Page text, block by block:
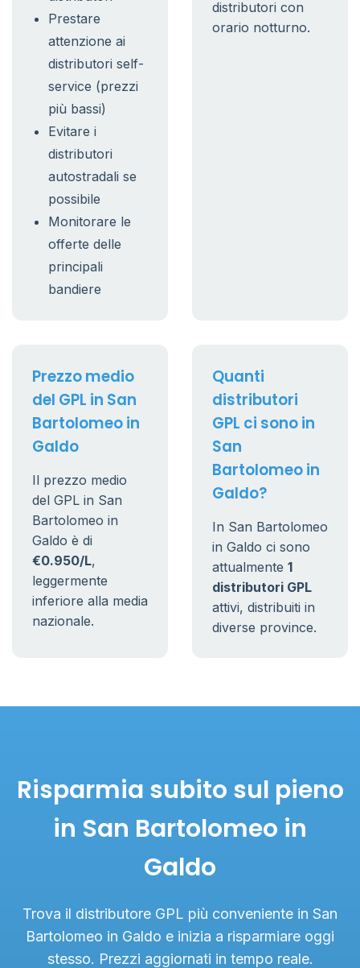
Prestare
attenzione ai
distributori self-
service (prezzi
più bassi)
Evitare i
distributori
autostradali se
possibile
Monitorare le
offerte delle
principali
bandiere
distributori con
orario notturno.
Prezzo medio
del GPL in San
Bartolomeo in
Galdo
Il prezzo medio
del GPL in San
Bartolomeo in
Galdo è di
€0.950/L,
leggermente
inferiore alla media
nazionale.
Quanti
distributori
GPL ci sono in
San
Bartolomeo in
Galdo?
In San Bartolomeo
in Galdo ci sono
attualmente 1
distributori GPL
attivi, distribuiti in
diverse province.
Risparmia subito sul pieno
in San Bartolomeo in
Galdo
Trova il distributore GPL più conveniente in San
Bartolomeo in Galdo e inizia a risparmiare oggi
stesso. Prezzi aggiornati in tempo reale.